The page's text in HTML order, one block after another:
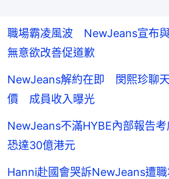
職場霸凌風波 NewJeans宣布
無意欲改善促道歉
NewJeans解約在即 閔熙珍聊
價 成員收入曝光
NewJeans不滿HYBE內部報告
恐達30億港元
Hanni赴國會哭訴NewJeans遭